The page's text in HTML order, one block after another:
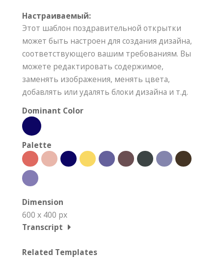
Настраиваемый:
Этот шаблон поздравительной открытки
может быть настроен для создания дизайна,
соответствующего вашим требованиям. Вы
можете редактировать содержимое,
заменять изображения, менять цвета,
добавлять или удалять блоки дизайна и т.д.
Dominant Color
Palette
Dimension
600 x 400 px
Transcript
Related Templates